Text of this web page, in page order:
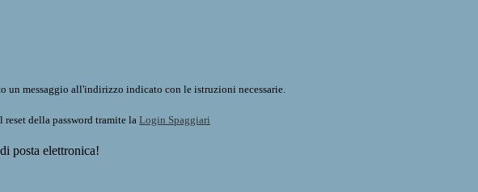
un messaggio all'indirizzo indicato con le istruzioni necessarie.
della password tramite la Login Spaggiari
posta elettronica!